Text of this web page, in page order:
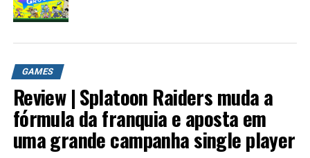
GAMES
Review | Splatoon Raiders muda a
fórmula da franquia e aposta em
uma grande campanha single player